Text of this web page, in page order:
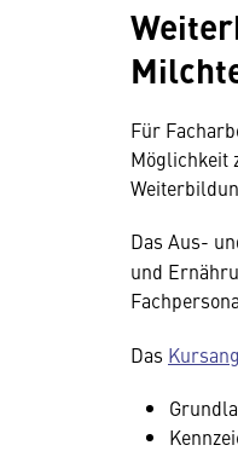
Für
Möglichkeit
Das Aus-
und
Das